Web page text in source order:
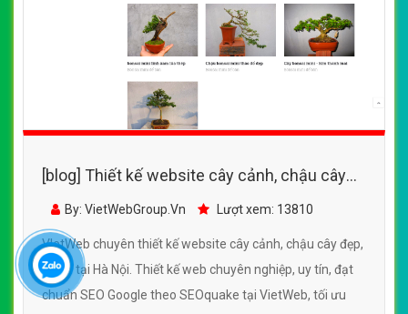
[blog] Thiết kế website cây cảnh, chậu cây
đẹp đẹp SEO nhanh hiệu quả
By: VietWebGroup.Vn Lượt xem: 13810
VIetWeb chuyên thiết kế website cây cảnh, chậu cây đẹp,
uy tín tại Hà Nội. Thiết kế web chuyên nghiệp, uy tín, đạt
chuẩn SEO Google theo SEOquake tại VietWeb, tối ưu